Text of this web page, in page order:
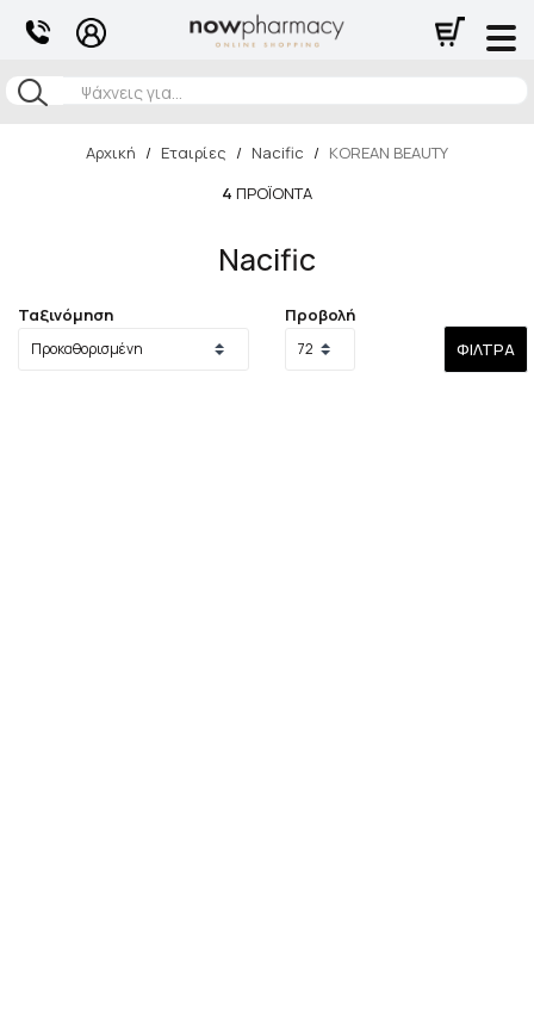
Αναζήτηση
Αρχική / Εταιρίες / Nacific / KOREAN BEAUTY
4 ΠΡΟΪΌΝΤΑ
Nacific
Ταξινόμηση
Προβολή
ΦΊΛΤΡΑ